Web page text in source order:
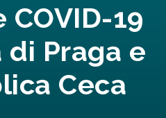
19
Praga e
Ceca